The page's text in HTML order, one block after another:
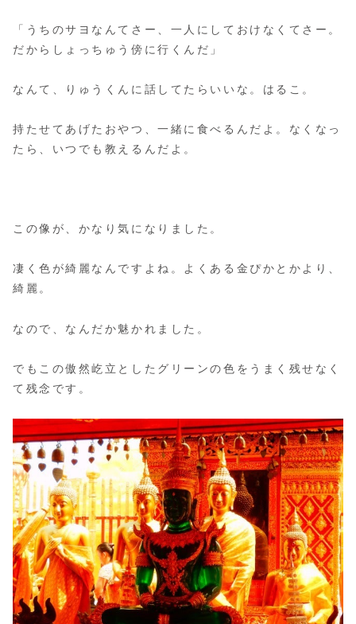
「うちのサヨなんてさー、一人にしておけなくてさー。
だからしょっちゅう傍に行くんだ」
なんて、りゅうくんに話してたらいいな。はるこ。
持たせてあげたおやつ、一緒に食べるんだよ。なくなっ
たら、いつでも教えるんだよ。
この像が、かなり気になりました。
凄く色が綺麗なんですよね。よくある金ぴかとかより、
綺麗。
なので、なんだか魅かれました。
でもこの傲然屹立としたグリーンの色をうまく残せなく
て残念です。